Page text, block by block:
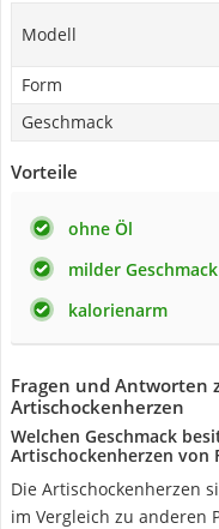
Modell
Form
Geschmack
Vorteile
ohne Öl
milder Geschmack
kalorienarm
Fragen und Antworten
Artischockenherzen
Welchen Geschmack
Artischockenherzen von
Die Artischockenherzen
im Vergleich zu anderen